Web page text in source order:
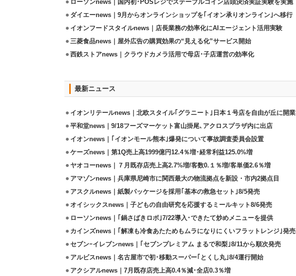
ローソンnews｜国内初･POSレジでステーブルコイン店頭決済実証実験を実施
ダイエーnews｜9月からオンラインショップを｢イオン承りオンライン｣へ移行
イオンフードスタイルnews｜店長業務の効率化にAIエージェント活用実験
三菱食品news｜屋外広告の購買効果の“見える化”サービス開始
西鉄ストアnews｜クラウドカメラ活用で母店･子店運営の効率化
最新ニュース
イオンリテールnews｜北欧スタイル｢グラニート｣日本１号店を自由が丘に開業
平和堂news｜9/18フーズマーケット富山掛尾､アクロスプラザ内に出店
イオンnews｜｢イオンモール熊本｣爆発について事故調査委員会設置
ケーズnews｜第1Q売上高1999億円12.4％増･経常利益125.0%増
ヤオコーnews｜７月既存店売上高2.7%増/客数0.１％増/客単価2.6％増
アマゾンnews｜兵庫県尼崎市に関西最大の物流拠点を新設・市内2拠点目
アスクルnews｜紙製パッケージを採用｢基本の救急セット｣8/5発売
オイシックスnews｜子どもの自由研究を応援するミールキット8/6発売
ローソンnews｜｢鍋さばきロボ｣7/22導入･できたて炒めメニューを提供
カインズnews｜｢解凍も冷食あたためもムラになりにくいフラットレンジ｣発売
セブンｰイレブンnews｜｢セブンプレミアム まるで和梨｣8/11から順次発売
アルビスnews｜名古屋市で初･移動スーパー｢とくし丸｣8/4運行開始
アクシアルnews｜7月既存店売上高0.4％減･全店0.3％増